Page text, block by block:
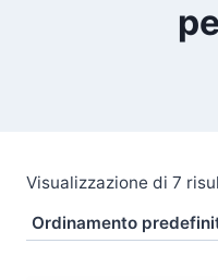
Visualizzazione di 7